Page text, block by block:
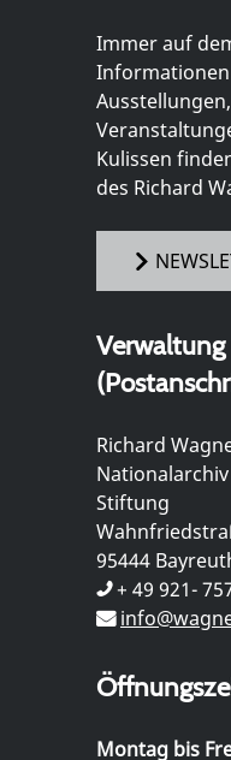
Immer auf
Kulissen
des Richard
Richard
Stiftung
95444
+ 49 921-
Montag bis